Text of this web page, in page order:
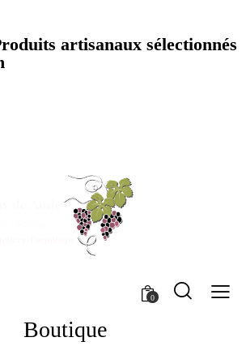
artisanaux sélectionnés
0
Boutique